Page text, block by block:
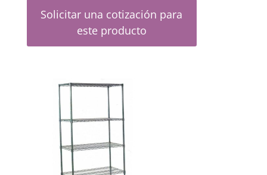
Solicitar una cotización para
este producto